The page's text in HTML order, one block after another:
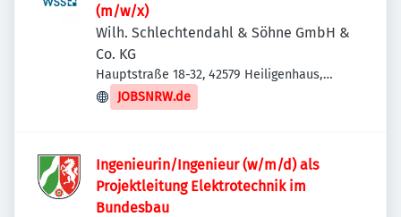
(m/w/x)
Wilh. Schlechtendahl & Söhne GmbH &
Co. KG
Hauptstraße 18-32, 42579 Heiligenhaus,
Deutschland
JOBSNRW.de
Ingenieurin/Ingenieur (w/m/d) als
Projektleitung Elektrotechnik im
Bundesbau